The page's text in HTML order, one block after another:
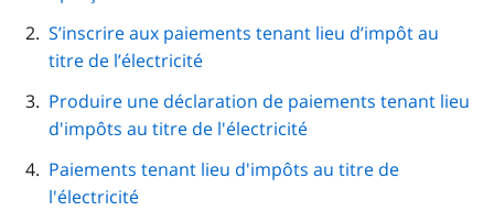
page
S’inscrire aux paiements tenant lieu d’impôt au
titre de l’électricité
Produire une déclaration de paiements tenant lieu
d'impôts au titre de l'électricité
Paiements tenant lieu d'impôts au titre de
l'électricité